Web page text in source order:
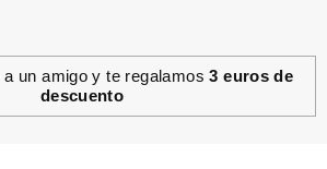
a un amigo y te regalamos3 euros de
descuento